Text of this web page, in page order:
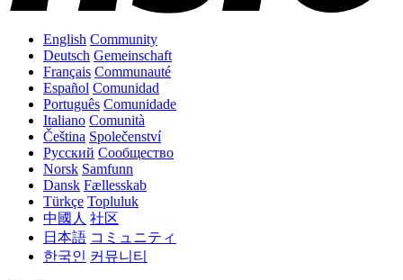
English Community
Deutsch Gemeinschaft
Français Communauté
Español Comunidad
Português Comunidade
Italiano Comunità
Čeština Společenství
Русский Сообщество
Norsk Samfunn
Dansk Fællesskab
Türkçe Topluluk
中國人 社区
日本語 コミュニティ
한국인 커뮤니티